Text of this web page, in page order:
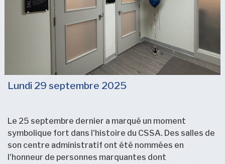
Lundi 29 septembre 2025
Le 25 septembre dernier a marqué un moment
symbolique fort dans l'histoire du CSSA. Des salles de
son centre administratif ont été nommées en
l'honneur de personnes marquantes dont